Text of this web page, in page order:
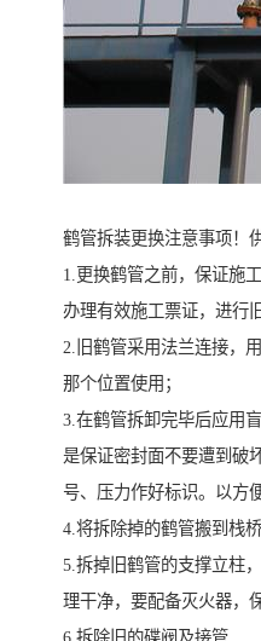
鹤管拆装更换注意事项！
1.更换鹤管之前，保证施
办理有效施工票证，进行
2.旧鹤管采用法兰连接，
那个位置使用；
3.在鹤管拆卸完毕后应用
是保证密封面不要遭到破
号、压力作好标识。以方
4.将拆除掉的鹤管搬到栈
5.拆掉旧鹤管的支撑立柱
理干净，要配备灭火器，